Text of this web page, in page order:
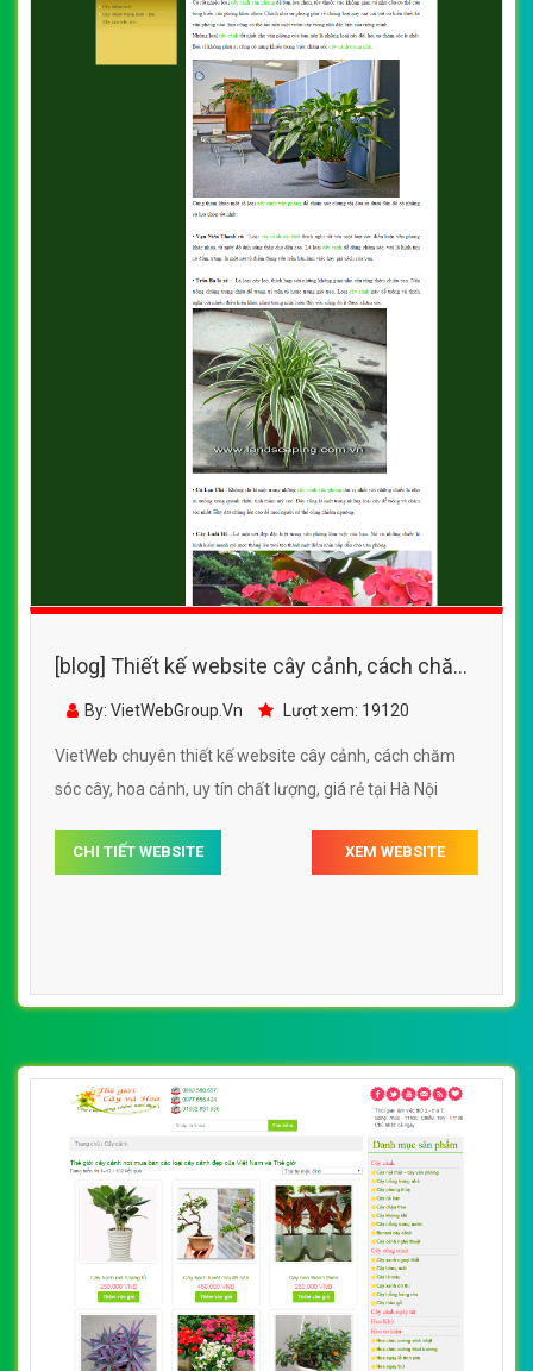
[blog] Thiết kế website cây cảnh, cách chăm
sóc cây, hoa cảnh
By: VietWebGroup.Vn Lượt xem: 19120
VietWeb chuyên thiết kế website cây cảnh, cách chăm
sóc cây, hoa cảnh, uy tín chất lượng, giá rẻ tại Hà Nội
CHI TIẾT WEBSITE XEM WEBSITE